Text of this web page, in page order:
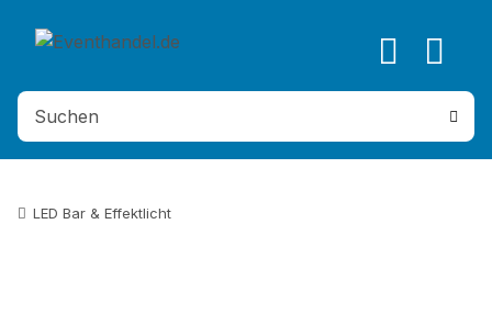
LED Bar & Effektlicht